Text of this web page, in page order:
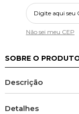
Não sei meu CEP
SOBRE O
Descrição
Detalhes